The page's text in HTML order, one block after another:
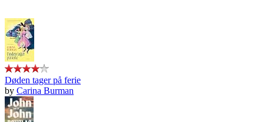
Døden tager på ferie
by Carina Burman